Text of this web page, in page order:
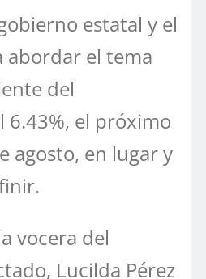
estatal y el
abordar el tema
del
6.43%, el próximo
agosto, en lugar y
vocera del
Lucilda Pérez